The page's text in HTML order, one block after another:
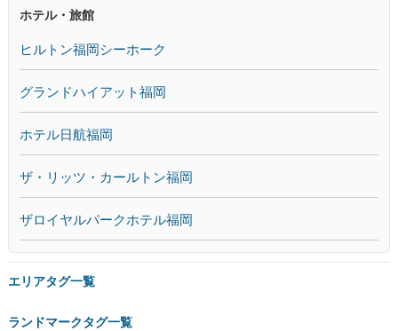
ホテル・旅館
ヒルトン福岡シーホーク
グランドハイアット福岡
ホテル日航福岡
ザ・リッツ・カールトン福岡
ザロイヤルパークホテル福岡
エリアタグ一覧
ランドマークタグ一覧